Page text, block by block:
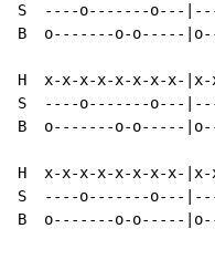
S  ----o-------o---
B  o-------o-o-----
H  x-x-x-x-x-x-x-x-
S  ----o-------o---
B  o-------o-o-----
H  x-x-x-x-x-x-x-x-
S  ----o-------o---
B  o-------o-o-----